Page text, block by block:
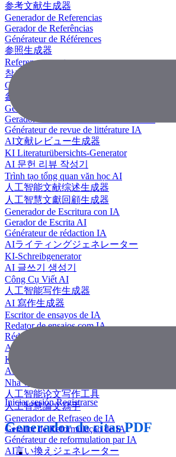
参考文献生成器
Generador de Referencias
Gerador de Referências
Générateur de Références
参照生成器
Referenzgenerator
참조 생성기
Công Cụ Tạo Tài Liệu Tham Khảo
參考文獻生成器
Generador de revisión literaria con IA
Gerador de Revisão de Literatura em IA
Générateur de revue de littérature IA
AI文献レビュー生成器
KI Literaturübersichts-Generator
AI 문헌 리뷰 작성기
Trình tạo tổng quan văn học AI
人工智能文献综述生成器
人工智慧文獻回顧生成器
Generador de Escritura con IA
Gerador de Escrita AI
Générateur de rédaction IA
AIライティングジェネレーター
KI-Schreibgenerator
AI 글쓰기 생성기
Công Cụ Viết AI
人工智能写作生成器
AI 寫作生成器
Escritor de ensayos de IA
Redator de ensaios com IA
Rédacteur d'essais IA
AIエッセイライター
KI Essay-Schreiber
AI 에세이 작성기
Nhà văn luận văn AI
人工智能论文写作工具
人工智慧論文寫手
Generador de Refraseo de IA
Gerador de Reformulação de IA
Générateur de reformulation par IA
AI言い換えジェネレーター
Iniciar sesiónRegistrarse
Generador de citas PDF